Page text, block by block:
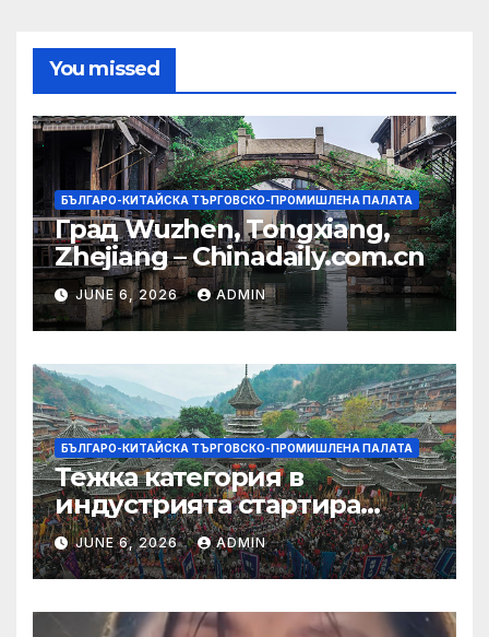
You missed
БЪЛГАРО-КИТАЙСКА ТЪРГОВСКО-ПРОМИШЛЕНА ПАЛАТА
Град Wuzhen, Tongxiang,
Zhejiang – Chinadaily.com.cn
JUNE 6, 2026 ADMIN
БЪЛГАРО-КИТАЙСКА ТЪРГОВСКО-ПРОМИШЛЕНА ПАЛАТА
Тежка категория в
индустрията стартира
алианс за космическа
слънчева енергия
JUNE 6, 2026 ADMIN